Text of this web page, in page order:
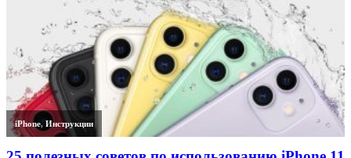
iPhone,Инструкции